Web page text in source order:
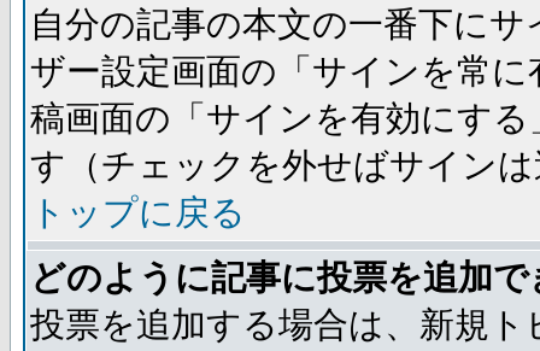
自分の記事の本文の一番下に
ザー設定画面の「サインを常
稿画面の「サインを有効にす
す（チェックを外せばサイン
トップに戻る
どのように記事に投票を追加
投票を追加する場合は、新規